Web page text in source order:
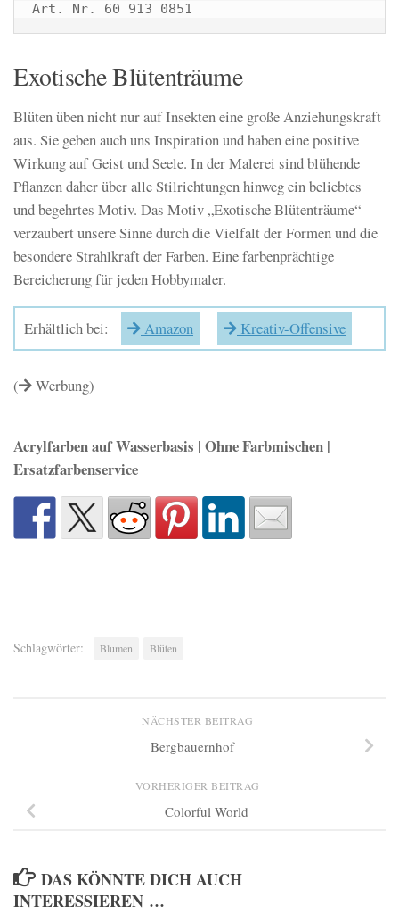
Art. Nr. 60 913 0851
Exotische Blütenträume
Blüten üben nicht nur auf Insekten eine große Anziehungskraft
aus. Sie geben auch uns Inspiration und haben eine positive
Wirkung auf Geist und Seele. In der Malerei sind blühende
Pflanzen daher über alle Stilrichtungen hinweg ein beliebtes
und begehrtes Motiv. Das Motiv „Exotische Blütenträume“
verzaubert unsere Sinne durch die Vielfalt der Formen und die
besondere Strahlkraft der Farben. Eine farbenprächtige
Bereicherung für jeden Hobbymaler.
Erhältlich bei: Amazon Kreativ-Offensive
( Werbung)
Acrylfarben auf Wasserbasis | Ohne Farbmischen |
Ersatzfarbenservice
Schlagwörter: Blumen Blüten
NÄCHSTER BEITRAG
Bergbauernhof
VORHERIGER BEITRAG
Colorful World
DAS KÖNNTE DICH AUCH
INTERESSIEREN …